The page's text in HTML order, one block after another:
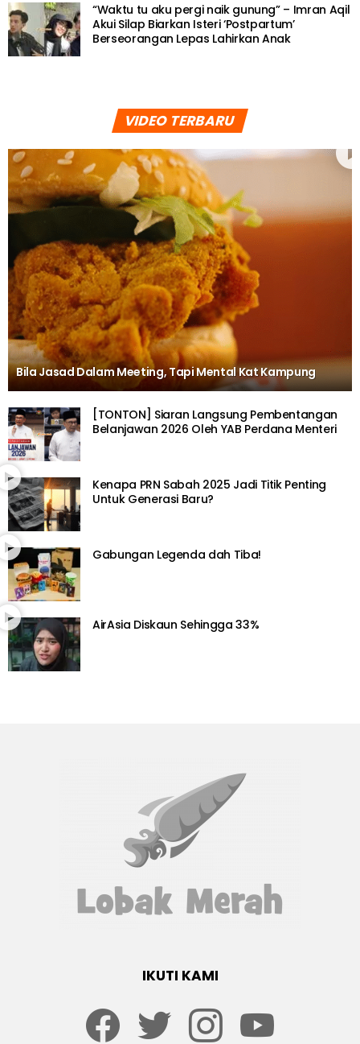
“Waktu tu aku pergi naik gunung” – Imran Aqil
Akui Silap Biarkan Isteri ‘Postpartum’
Berseorangan Lepas Lahirkan Anak
VIDEO TERBARU
Bila Jasad Dalam Meeting, Tapi Mental Kat Kampung
[TONTON] Siaran Langsung Pembentangan
Belanjawan 2026 Oleh YAB Perdana Menteri
Kenapa PRN Sabah 2025 Jadi Titik Penting
Untuk Generasi Baru?
Gabungan Legenda dah Tiba!
AirAsia Diskaun Sehingga 33%
IKUTI KAMI